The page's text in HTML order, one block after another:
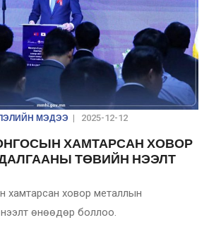
МЭДЭЭ | 2025-12-12
ХАМТАРСАН ХОВОР
ТӨВИЙН НЭЭЛТ
хамтарсан ховор металлын
өнөөдөр боллоо.